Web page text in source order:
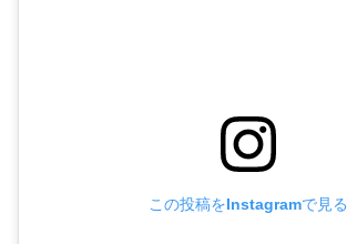
この投稿をInstagramで見る